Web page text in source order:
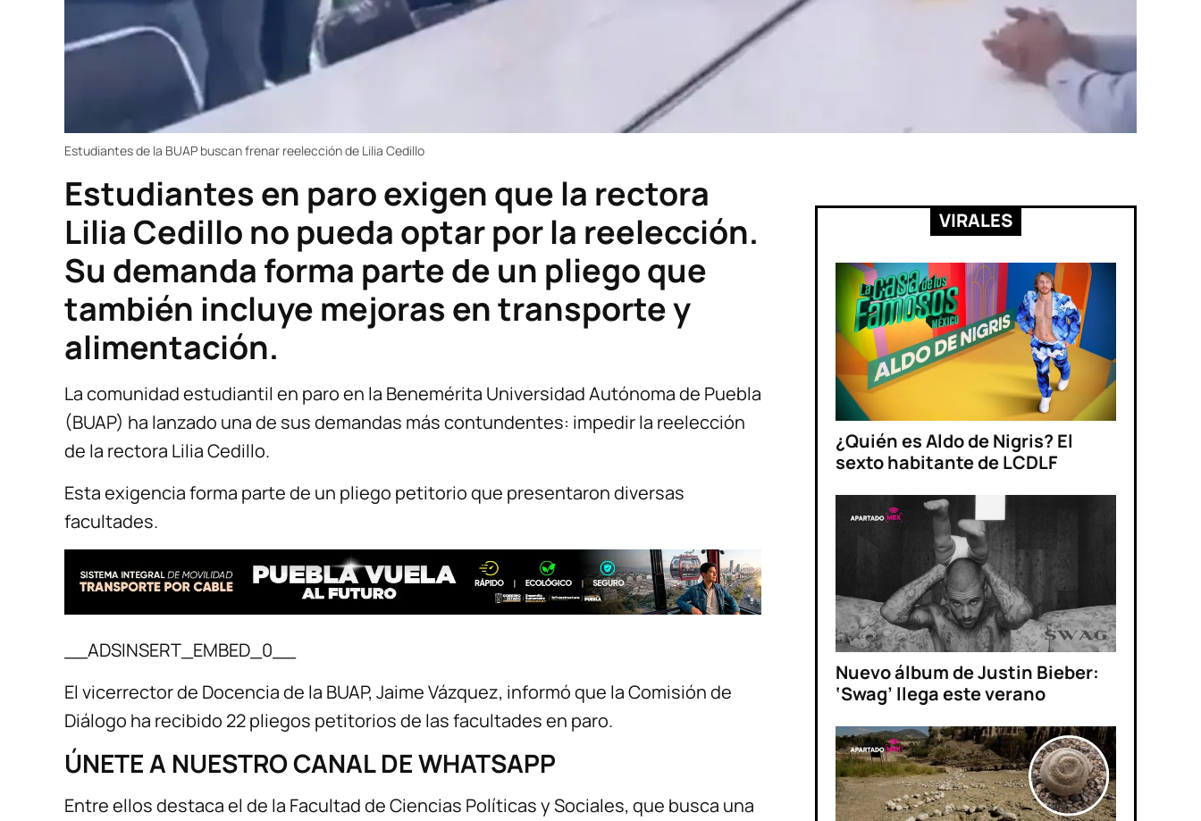
Estudiantes de la BUAP buscan frenar reelección de Lilia Cedillo
Estudiantes en paro exigen que la rectora
Lilia Cedillo no pueda optar por la reelección.
Su demanda forma parte de un pliego que
también incluye mejoras en transporte y
alimentación.
La comunidad estudiantil en paro en la Benemérita Universidad Autónoma de Puebla
(BUAP) ha lanzado una de sus demandas más contundentes: impedir la reelección
de la rectora Lilia Cedillo.
Esta exigencia forma parte de un pliego petitorio que presentaron diversas
facultades.
__ADSINSERT_EMBED_0__
El vicerrector de Docencia de la BUAP, Jaime Vázquez, informó que la Comisión de
Diálogo ha recibido 22 pliegos petitorios de las facultades en paro.
ÚNETE A NUESTRO CANAL DE WHATSAPP
Entre ellos destaca el de la Facultad de Ciencias Políticas y Sociales, que busca una
VIRALES
¿Quién es Aldo de Nigris? El
sexto habitante de LCDLF
Nuevo álbum de Justin Bieber:
‘Swag’ llega este verano